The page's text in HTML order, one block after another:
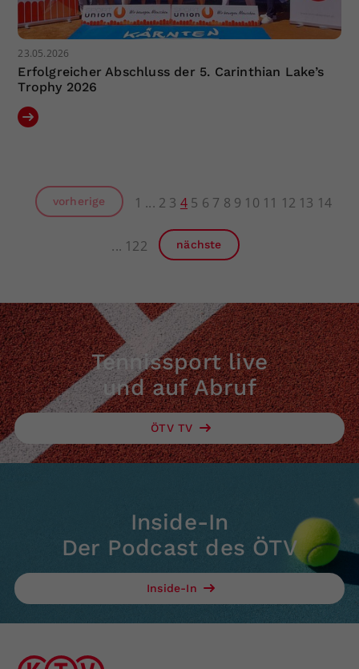
23.05.2026
Erfolgreicher Abschluss der 5. Carinthian Lake’s
Trophy 2026
vorherige 1 2 3 4 5 6 7 8 9 10 11 12 13 14
122 nächste
Tennissport live
und auf Abruf
ÖTV TV
Inside-In
Der Podcast des ÖTV
Inside-In